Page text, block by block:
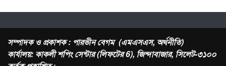
সম্পাদক ও প্রকাশক : পারভীন বেগম (এমএসএস, অর্থনীতি)
কার্যালয়: কাকলী শপিং সেন্টার (লিফটের 6), জিন্দাবাজার, সিলেট-৩১০০